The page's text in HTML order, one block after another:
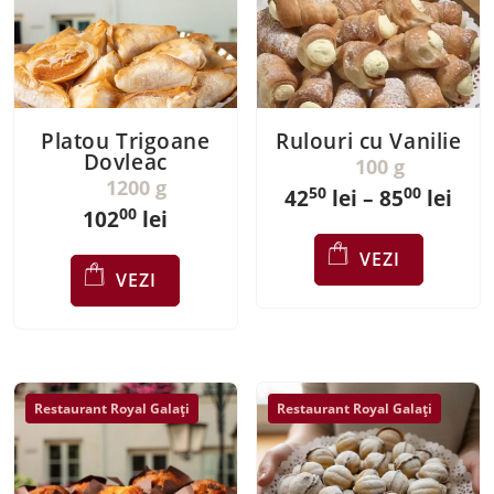
Platou Trigoane
Dovleac
1200 g
10200 lei
VEZI
Rulouri cu Vanilie
100 g
4250 lei – 8500 lei
VEZI
Acest
are
pot
fi
alese
Restaurant Royal Galați Restaurant Royal Galați